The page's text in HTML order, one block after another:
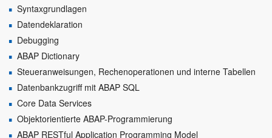
Syntaxgrundlagen
Datendeklaration
Debugging
ABAP Dictionary
Steueranweisungen, Rechenoperationen und interne Tabellen
Datenbankzugriff mit ABAP SQL
Core Data Services
Objektorientierte ABAP-Programmierung
ABAP RESTful Application Programming Model